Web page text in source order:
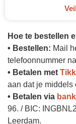
Hoe te bestellen
• Bestellen: Mail
telefoonnummer
• Betalen met
aan dat je middels
• Betalen via
96. / BIC:
Leerdam.